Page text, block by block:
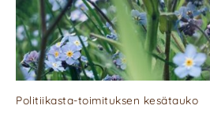
Politiikasta-toimituksen kesätauko